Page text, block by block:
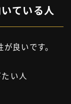
ている人
良いです。
い人